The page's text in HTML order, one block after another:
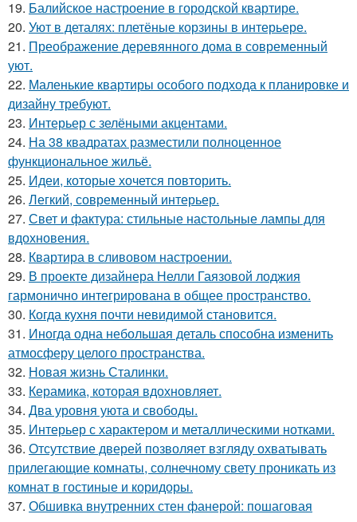
19. Балийское настроение в городской квартире.
20. Уют в деталях: плетёные корзины в интерьере.
21. Преображение деревянного дома в современный
уют.
22. Маленькие квартиры особого подхода к планировке и
дизайну требуют.
23. Интерьер с зелёными акцентами.
24. На 38 квадратах разместили полноценное
функциональное жильё.
25. Идеи, которые хочется повторить.
26. Легкий, современный интерьер.
27. Свет и фактура: стильные настольные лампы для
вдохновения.
28. Квартира в сливовом настроении.
29. В проекте дизайнера Нелли Гаязовой лоджия
гармонично интегрирована в общее пространство.
30. Когда кухня почти невидимой становится.
31. Иногда одна небольшая деталь способна изменить
атмосферу целого пространства.
32. Новая жизнь Сталинки.
33. Керамика, которая вдохновляет.
34. Два уровня уюта и свободы.
35. Интерьер с характером и металлическими нотками.
36. Отсутствие дверей позволяет взгляду охватывать
прилегающие комнаты, солнечному свету проникать из
комнат в гостиные и коридоры.
37. Обшивка внутренних стен фанерой: пошаговая